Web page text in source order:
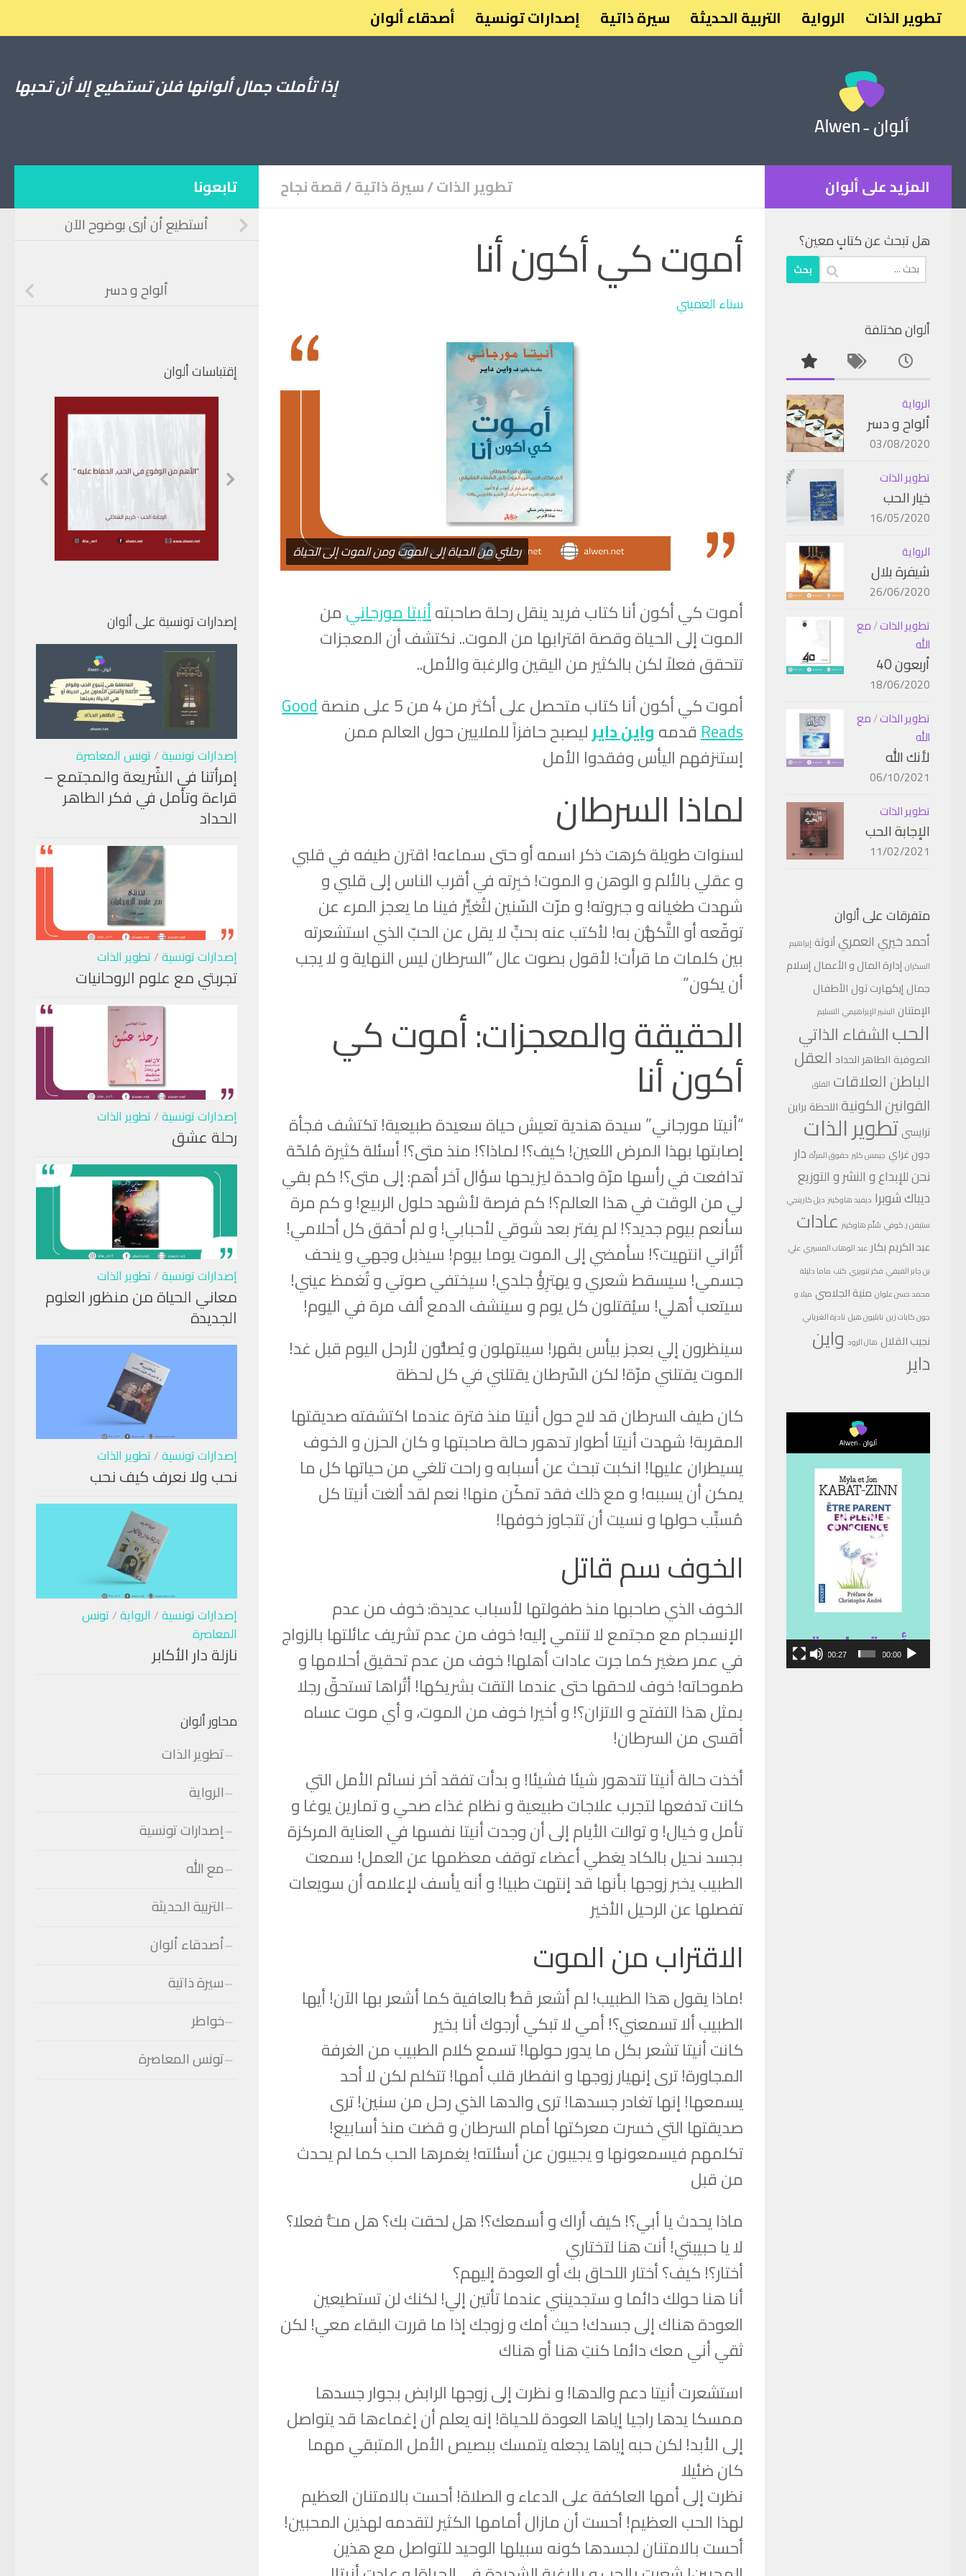
تطوير الذات الرواية التربية الحديثة سيرة ذاتية إصدارات تونسية أصدقاء ألوان
إذا تأملت جمال ألوانها فلن تستطيع إلا أن تحبها
تطوير الذات/سيرة ذاتية/قصة نجاح
أموت كي أكون أنا
سناء العميني
رحلتي من الحياة إلى الموت ومن الموت إلى الحياة
أموت كي أكون أنا كتاب فريد ينقل رحلة صاحبتهأنيتا مورجانيمن
الموت إلى الحياة وقصة اقترابها من الموت.. نكتشف أن المعجزات
تتحقق فعلاً لكن بالكثير من اليقين والرغبة والأمل..
أموت كي أكون أنا كتاب متحصل على أكثر من 4 من 5 على منصة
Good
Readsقدمهواين دايرليصبح حافزاً للملايين حول العالم ممن
إستنزفهم اليأس وفقدوا الأمل
لماذا السرطان
لسنوات طويلة كرهت ذكر اسمه أو حتى سماعه! اقترن طيفه في قلبي
و عقلي بالألم و الوهن و الموت! خبِرته في أقرب الناس إلى قلبي و
شهدت طغيانه و جبروته! و مرّت السّنين لتُغيِّر فينا ما يعجز المرء عن
توقّعه أو التَّكهُّن به! لأكتب عنه بحبٍّ لا يقل عن الحبّ الذي استشعرته
بين كلمات ما قرأت! لأقول بصوت عال “السرطان ليس النهاية و لا يجب
أن يكون”
الحقيقة والمعجزات: أموت كي
أكون أنا
“أنيتا مورجاني” سيدة هندية تعيش حياة سعيدة طبيعية! تكتشف فجأة
إصابتها بهذا المرض اللعين! كيف؟! لماذا؟! منذ متى؟! أسئلة كثيرة مُلحّة
تدافعت في رأسها مرّة واحدة ليزيحها سؤال آخر أهم: إلى متى؟! كم بقي
لي من الوقت في هذا العالم؟! كم فرصة لأشهد حلول الربيع! و كم مرة
سأنعم بيوم جديد؟! لم يفتر بعد شوقي لأحبابي! و لم أحقق كل أحلامي!
أتُراني انتهيت؟! سأمضي إلى الموت يوما بيوم! سيذبل وجهي و ينحف
جسمي! سيسقط شعري و يهترِؤُ جلدي! سيختفي صوتي و تُغمظ عيني!
سيتعب أهلي! سيُقتلون كل يوم و سينشف الدمع ألف مرة في اليوم!
سينظرون إلي بعجز بيأس بقهر! سيبتهلون و يُصلُّون لأرحل اليوم قبل غد!
الموت يقتلني مرّة! لكن السّرطان يقتلني في كل لحظة
كان طيف السرطان قد لاح حول أنيتا منذ فترة عندما اكتشفته صديقتها
المقربة! شهدت أنيتا أطوار تدهور حالة صاحبتها و كان الحزن و الخوف
يسيطران عليها! انكبت تبحث عن أسبابه و راحت تلغي من حياتها كل ما
يمكن أن يسببه! و مع ذلك فقد تمكّن منها! نعم لقد ألغت أنيتا كل
مُسبٍّب حولها و نسيت أن تتجاوز خوفها!
الخوف سم قاتل
الخوف الذي صاحبها منذ طفولتها لأسباب عديدة: خوف من عدم
الإنسجام مع مجتمع لا تنتمي إليه! خوف من عدم تشريف عائلتها بالزواج
في عمر صغير كما جرت عادات أهلها! خوف من عدم تحقيق أحلامها و
طموحاته! خوف لاحقها حتى عندما التقت بشريكها! أتُراها تستحقّ رجلا
بمثل هذا التفتح و الاتزان؟! و أخيرا خوف من الموت، و أي موت عساه
أقسى من السرطان!
أخذت حالة أنيتا تتدهور شيئا فشيئا! و بدأت تفقد آخر نسائم الأمل التي
كانت تدفعها لتجرب علاجات طبيعية و نظام غذاء صحي و تمارين يوغا و
تأمل و خيال! و توالت الأيام إلى أن وجدت أنيتا نفسها في العناية المركزة
بجسد نحيل بالكاد يغطي أعضاء توقف معظمها عن العمل! سمعت
الطبيب يخبر زوجها بأنها قد إنتهت طبيا! و أنه يأسف لإعلامه أن سويعات
تفصلها عن الرحيل الأخير
الاقتراب من الموت
!ماذا يقول هذا الطبيب! لم أشعر قَطُّ بالعافية كما أشعر بها الآن! أيها
الطبيب ألا تسمعني؟! أمي لا تبكي أرجوك أنا بخير
كانت أنيتا تشعر بكل ما يدور حولها! تسمع كلام الطبيب من الغرفة
المجاورة! ترى إنهيار زوجها و انفطار قلب أمها! تتكلم لكن لا أحد
يسمعها! إنها تغادر جسدها! ترى والدها الذي رحل من سنين! ترى
صديقتها التي خسرت معركتها أمام السرطان و قضت منذ أسابيع!
تكلمهم فيسمعونها و يجيبون عن أسئلته! يغمرها الحب كما لم يحدث
من قبل
ماذا يحدث يا أبي؟! كيف أراك و أسمعك؟! هل لحقت بك؟ هل متُّ فعلا؟
لا يا حبيبتي! أنت هنا لتختاري
أختار؟! كيف؟ أختار اللحاق بك أو العودة إليهم؟
أنا هنا حولك دائما و ستجدينني عندما تأتين إلي! لكنك لن تستطيعين
العودة هناك إلى جسدك! حيث أمك و زوجك إذا ما قررت البقاء معي! لكن
ثقي أني معك دائما كنتِ هنا أو هناك
استشعرت أنيتا دعم والدها! و نظرت إلى زوجها الرابض بجوار جسدها
ممسكا يدها راجيا إياها العودة للحياة! إنه يعلم أن إغماءها قد يتواصل
إلى الأبد! لكن حبه إياها يجعله يتمسك ببصيص الأمل المتبقي مهما
كان ضئيلا
نظرت إلى أمها العاكفة على الدعاء و الصلاة! أحست بالامتنان العظيم
لهذا الحب العظيم! أحست أن مازال أمامها الكثير لتقدمه لهذين المحبين!
أحست بالامتنان لجسدها كونه سبيلها الوحيد للتواصل مع هذين
تابعونا
أستطيع أن أرى بوضوح الآن
ألواح و دسر
إقتباسات ألوان
إصدارات تونسية على ألوان
إصدارات تونسية/ تونس المعاصرة
إمرأتنا في الشّريعة والمجتمع –
قراءة وتأمل في فكر الطاهر
الحداد
إصدارات تونسية/ تطوير الذات
تجربتي مع علوم الروحانيات
إصدارات تونسية/ تطوير الذات
رحلة عشق
إصدارات تونسية/ تطوير الذات
معاني الحياة من منظور العلوم
الجديدة
إصدارات تونسية/ تطوير الذات
نحب ولا نعرف كيف نحب
إصدارات تونسية/ الرواية/ تونس
المعاصرة
نازلة دار الأكابر
محاور ألوان
تطوير الذات
الرواية
إصدارات تونسية
مع الله
التربية الحديثة
أصدقاء ألوان
سيرة ذاتية
خواطر
تونس المعاصرة
المزيد على ألوان
هل تبحث عن كتابٍ معين؟
البحث
عن:
ألوان مختلفة
الرواية
ألواح و دسر
03/08/2020
تطوير الذات
خيار الحب
16/05/2020
الرواية
شيفرة بلال
26/06/2020
تطوير الذات/مع
الله
أربعون 40
18/06/2020
تطوير الذات/مع
الله
لأنك الله
06/10/2021
تطوير الذات
الإجابة الحب
11/02/2021
متفرقات على ألوان
أحمد خيري العمريأنوثة إبراهيم
السكران إدارة المال و الأعمالإسلام
جمالإيكهارت تول الأطفال
الإمتنان البشير الإبراهيمي التسليم
الحبالشفاء الذاتي
الصوفية الطاهر الحداد العقل
الباطنالعلاقات القلق
القوانين الكونية اللحظة براين
ترايسيتطوير الذات
جون غراي جيمس كلير حقوق المرأة دار
نحن للإبداع و النشر و التوزيع
ديباك شوبرا ديفيد هاوكينز ديل كارينجي
ستيفن ر.كوفي سُلّم هاوكينز عادات
عبد الكريم بكار عبد الوهاب المسيري علي
بن جابر الفيفي فكر تنويري كتب ماما دليلة
محمد حسن علوان منية الجلاصي ميلا و
جون كابات زين نابليون هيل نادرة الغرياني
نجيب القلال هال الرود واين
داير
00:00
00:27